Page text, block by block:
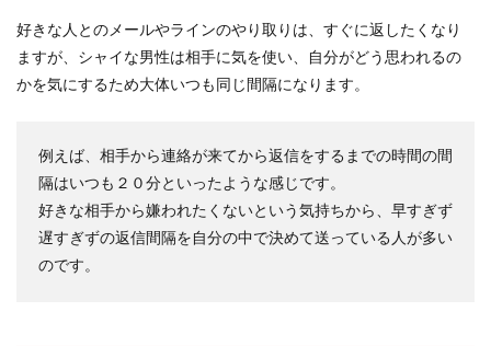
好きな人とのメールやラインのやり取りは、すぐに返したくなり
ますが、シャイな男性は相手に気を使い、自分がどう思われるの
かを気にするため大体いつも同じ間隔になります。
例えば、相手から連絡が来てから返信をするまでの時間の間
隔はいつも２０分といったような感じです。
好きな相手から嫌われたくないという気持ちから、早すぎず
遅すぎずの返信間隔を自分の中で決めて送っている人が多い
のです。